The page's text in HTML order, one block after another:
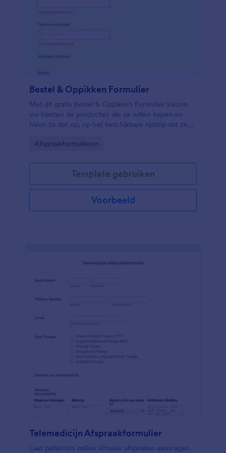
Bestel & Oppikken Formulier
Met dit gratis Bestel & Oppikken Formulier kiezen
uw klanten de producten die ze willen kopen en
halen ze dat op, op het beschikbare tijdstip dat ze
coderen nodig te hebben.
Go to Category:
Afspraakformulieren
Template gebruiken
Voorbeeld
Telemedicijn Afspraakformulier
Laat patiënten online virtuele afspraken aanvragen.